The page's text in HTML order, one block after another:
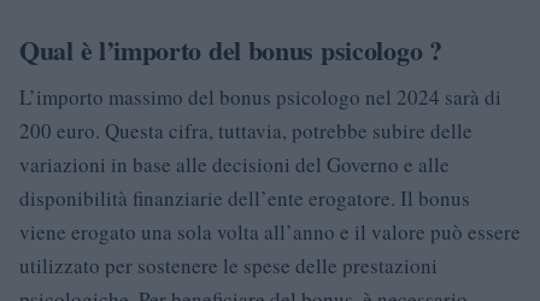
Qual è l’importo del bonus psicologo ?
L’importo massimo del bonus psicologo nel 2024 sarà di
200 euro. Questa cifra, tuttavia, potrebbe subire delle
variazioni in base alle decisioni del Governo e alle
disponibilità finanziarie dell’ente erogatore. Il bonus
viene erogato una sola volta all’anno e il valore può essere
utilizzato per sostenere le spese delle prestazioni